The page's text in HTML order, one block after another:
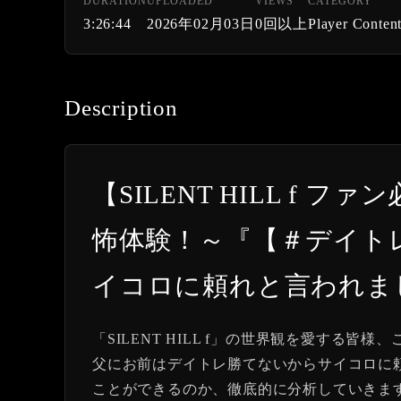
3:26:44 2026年02月03日 0回以上Player
Description
【SILENT HILL f ファ
怖体験！～『【＃デイ
イコロに頼れと言われ
「SILENT HILL f」の世界観を愛する皆様、
父にお前はデイトレ勝てないからサイコロ
ことができるのか、徹底的に分析していきま